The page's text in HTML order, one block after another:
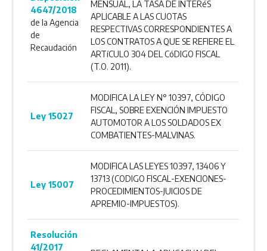
4647/2018
de la Agencia
de
Recaudación
MENSUAL, LA TASA DE INTERéS
APLICABLE A LAS CUOTAS
RESPECTIVAS CORRESPONDIENTES A
LOS CONTRATOS A QUE SE REFIERE EL
ARTíCULO 304 DEL CóDIGO FISCAL
(T.O. 2011).
Ley 15027
MODIFICA LA LEY N° 10397, CÓDIGO
FISCAL, SOBRE EXENCIÓN IMPUESTO
AUTOMOTOR A LOS SOLDADOS EX
COMBATIENTES-MALVINAS.
Ley 15007
MODIFICA LAS LEYES 10397, 13406 Y
13713 (CODIGO FISCAL-EXENCIONES-
PROCEDIMIENTOS-JUICIOS DE
APREMIO-IMPUESTOS).
Resolución
41/2017